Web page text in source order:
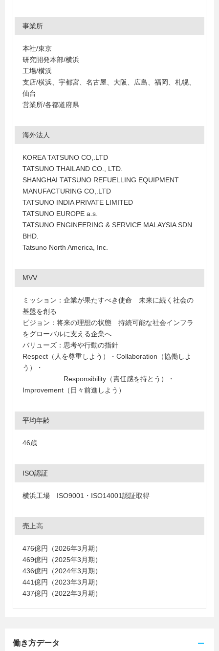
事業所
本社/東京
研究開発本部/横浜
工場/横浜
支店/横浜、宇都宮、名古屋、大阪、広島、福岡、札幌、
仙台
営業所/各都道府県
海外法人
KOREA TATSUNO CO,.LTD
TATSUNO THAILAND CO., LTD.
SHANGHAI TATSUNO REFUELLING EQUIPMENT
MANUFACTURING CO,.LTD
TATSUNO INDIA PRIVATE LIMITED
TATSUNO EUROPE a.s.
TATSUNO ENGINEERING & SERVICE MALAYSIA SDN.
BHD.
Tatsuno North America, Inc.
MVV
ミッション：企業が果たすべき使命 未来に続く社会の
基盤を創る
ビジョン：将来の理想の状態 持続可能な社会インフラ
をグローバルに支える企業へ
バリューズ：思考や行動の指針
Respect（人を尊重しよう）・Collaboration（協働しよ
う）・
Responsibility（責任感を持とう）・
Improvement（日々前進しよう）
平均年齢
46歳
ISO認証
横浜工場 ISO9001・ISO14001認証取得
売上高
476億円（2026年3月期）
469億円（2025年3月期）
436億円（2024年3月期）
441億円（2023年3月期）
437億円（2022年3月期）
働き方データ